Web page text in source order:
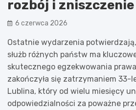
rozbój i
6 czerwca 2026
Ostatnie wydarzenia potwierdzają,
służb różnych państw ma
skutecznego egzekwowania
zakończyła się zatrzymaniem 33-
Lublina, który od wielu miesięcy
odpowiedzialności za poważne